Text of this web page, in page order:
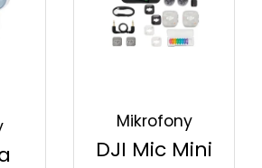
Mikrofony
DJI Mic Mini